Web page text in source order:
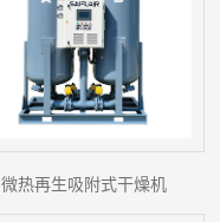
微热再生吸附式干燥机